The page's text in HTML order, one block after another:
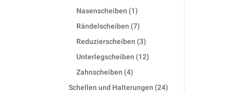
products
Nasenscheiben 11
product
Rändelscheiben 77
products
Reduzierscheiben 33
products
Unterlegscheiben 1212
Zahnscheiben 44
products
Schellen und Halterungen 2424